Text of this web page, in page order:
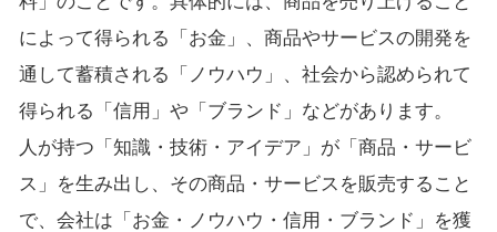
によって得られる「お金」、商品やサービスの開発を
通して蓄積される「ノウハウ」、社会から認められて
得られる「信用」や「ブランド」などがあります。
人が持つ「知識・技術・アイデア」が「商品・サービ
ス」を生み出し、その商品・サービスを販売すること
で、会社は「お金・ノウハウ・信用・ブランド」を獲